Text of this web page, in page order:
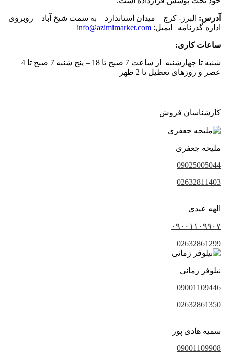
آدرس: البرز- کرج – میدان استاندارد – به سمت شیخ آباد – روبروی
اداره گذرنامه | ایمیل: info@azimimarket.com
ساعات کاری:
شنبه تا چهارشنبه از ساعت 7 صبح تا 18 – پنج شنبه 7 صبح تا 4
عصر و روزهای تعطیل تا 2 ظهر
کارشناسان فروش
ملیحه جعفری
09025005044
02632811403
الهه عبدی
۰۹۰۰۱۱۰۹۹۰۷
02632861299
نیلوفر زمانی
09001109446
02632861350
سمیه هادی پور
09001109908